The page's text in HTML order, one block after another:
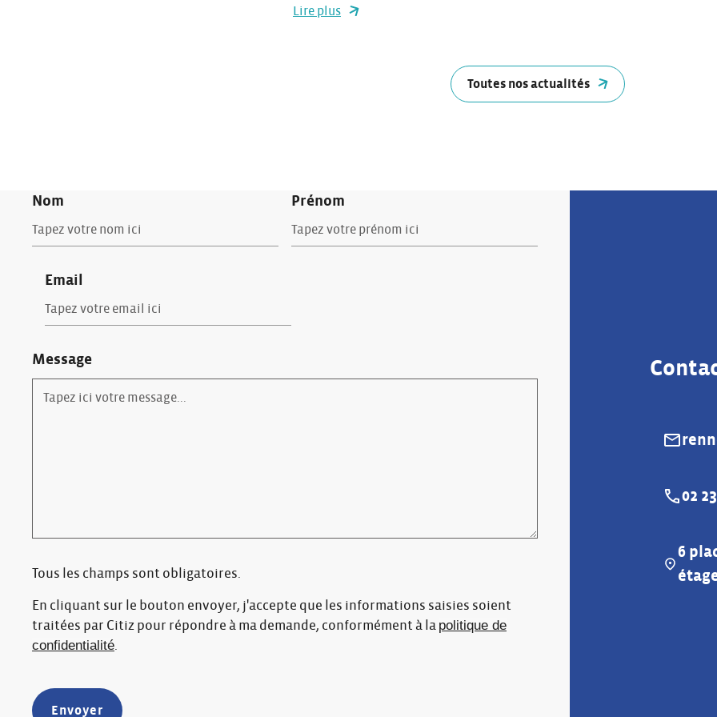
Lire plus
Toutes nos actualités
Nom Prénom
Email
Message
Tous les champs sont obligatoires.
En cliquant sur le bouton envoyer, j'accepte que les informations saisies soient
traitées par Citiz pour répondre à ma demande, conformément à la politique de
confidentialité
E-mail :
02
Adresse :
6